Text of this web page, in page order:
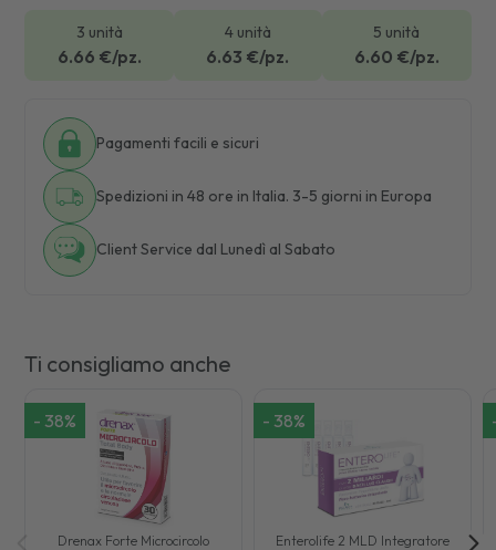
3 unità
6.66 €/pz.
4 unità
6.63 €/pz.
5 unità
6.60 €/pz.
Pagamenti facili e sicuri
Spedizioni in 48 ore in Italia. 3-5 giorni in Europa
Client Service dal Lunedì al Sabato
Ti consigliamo anche
- 38%
Drenax Forte Microcircolo
- 38%
Enterolife 2 MLD Integratore